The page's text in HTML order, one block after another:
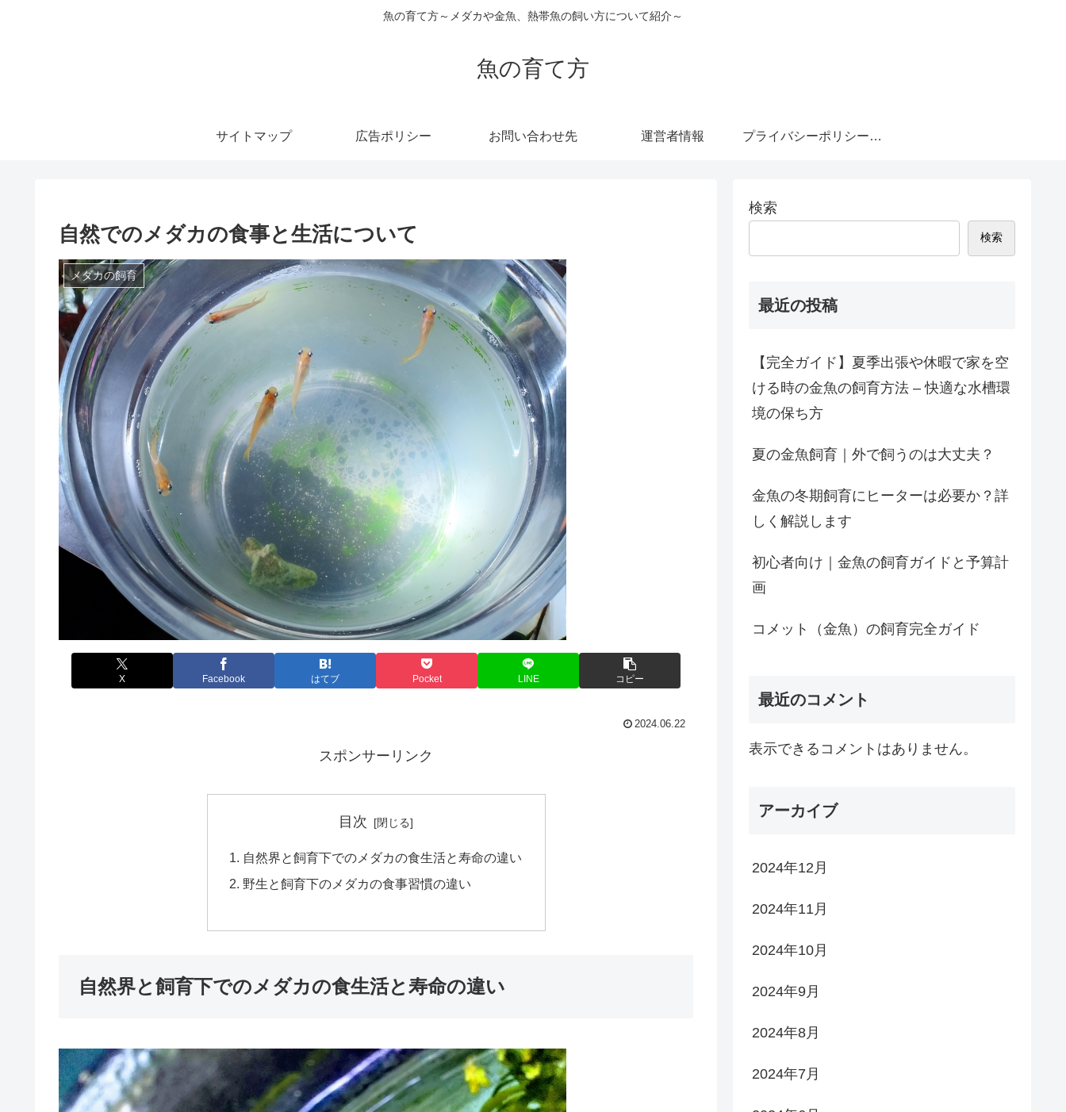
魚の育て方～メダカや金魚、熱帯魚の飼い方について紹介～
魚の育て方
サイトマップ 広告ポリシー お問い合わせ先 運営者情報 プライバシーポリシー・免責事項
自然でのメダカの食事と生活について
メダカの飼育
X Facebook はてブ Pocket LINE コピー
2024.06.22
スポンサーリンク
目次
自然界と飼育下でのメダカの食生活と寿命の違い
野生と飼育下のメダカの食事習慣の違い
自然界と飼育下でのメダカの食生活と寿命の違い
検索
検索
最近の投稿
【完全ガイド】夏季出張や休暇で家を空
ける時の金魚の飼育方法 – 快適な水槽環
境の保ち方
夏の金魚飼育｜外で飼うのは大丈夫？
金魚の冬期飼育にヒーターは必要か？詳
しく解説します
初心者向け｜金魚の飼育ガイドと予算計
画
コメット（金魚）の飼育完全ガイド
最近のコメント
表示できるコメントはありません。
アーカイブ
2024年12月
2024年11月
2024年10月
2024年9月
2024年8月
2024年7月